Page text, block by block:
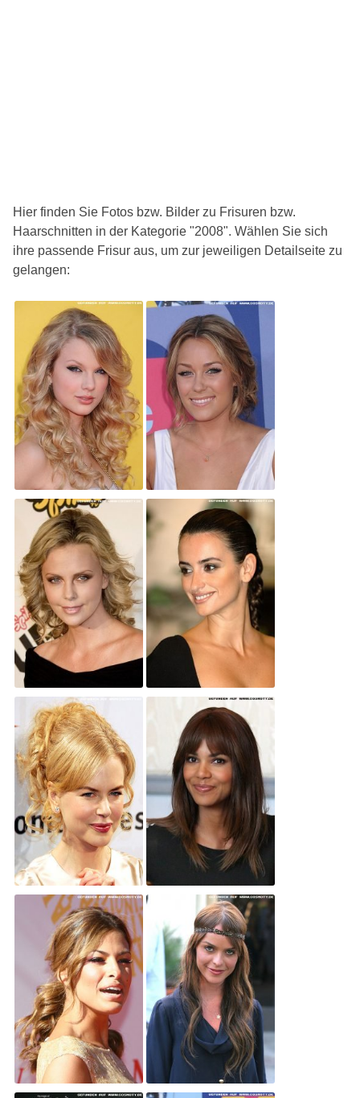
Hier finden Sie Fotos bzw. Bilder zu Frisuren bzw.
Haarschnitten in der Kategorie "2008". Wählen Sie sich
ihre passende Frisur aus, um zur jeweiligen Detailseite zu
gelangen: